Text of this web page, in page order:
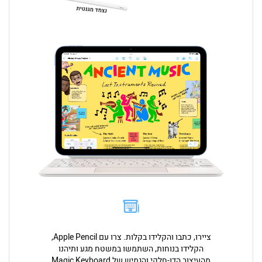
ציירו, כתבו והקלידו בקלות. צרו עם Apple Pencil,
הקלידו בנוחות, השתמשו במשטח מגע ותיהנו